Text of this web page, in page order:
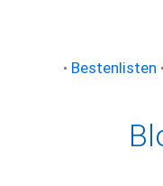
• Bestenlisten •